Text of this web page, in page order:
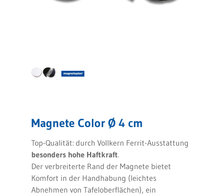
Magnete Color Ø 4 cm
Top-Qualität: durch Vollkern Ferrit-Ausstattung
besonders hohe Haftkraft.
Der verbreiterte Rand der Magnete bietet
Komfort in der Handhabung (leichtes
Abnehmen von Tafeloberflächen), ein